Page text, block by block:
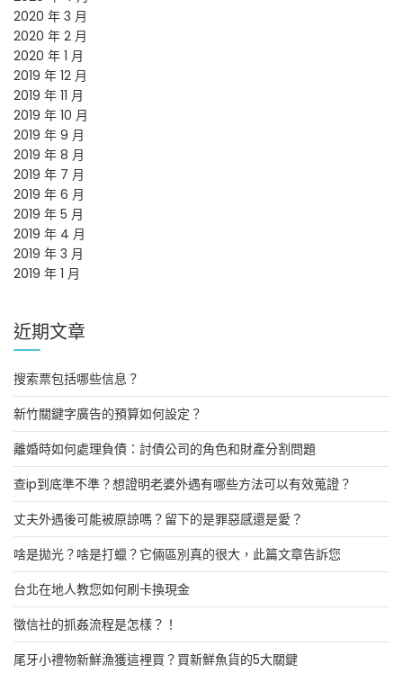
2020 年 3 月
2020 年 2 月
2020 年 1 月
2019 年 12 月
2019 年 11 月
2019 年 10 月
2019 年 9 月
2019 年 8 月
2019 年 7 月
2019 年 6 月
2019 年 5 月
2019 年 4 月
2019 年 3 月
2019 年 1 月
近期文章
搜索票包括哪些信息？
新竹關鍵字廣告的預算如何設定？
離婚時如何處理負債：討債公司的角色和財產分割問題
查ip到底準不準？想證明老婆外遇有哪些方法可以有效蒐證？
丈夫外遇後可能被原諒嗎？留下的是罪惡感還是愛？
啥是拋光？啥是打蠟？它倆區別真的很大，此篇文章告訴您
台北在地人教您如何刷卡換現金
徵信社的抓姦流程是怎樣？！
尾牙小禮物新鮮漁獲這裡買？買新鮮魚貨的5大關鍵